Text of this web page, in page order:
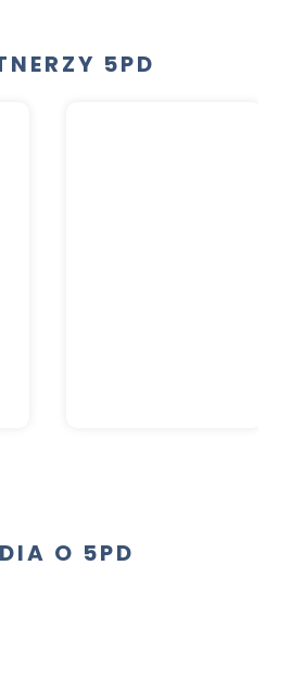
5PD
O 5PD